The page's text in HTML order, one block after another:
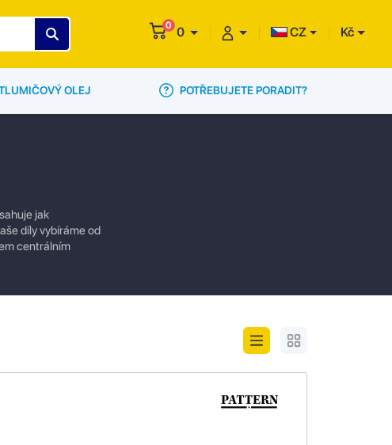
0 0 CZ Kč
OLEJ POTŘEBUJETE PORADIT?
jak
díly vybíráme od
centrálním